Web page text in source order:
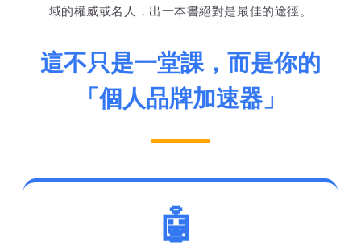
域的權威或名人，出一本書絕對是最佳的途徑。
這不只是一堂課，而是你的
「個人品牌加速器」
🤖